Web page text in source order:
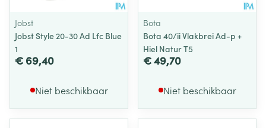
Jobst
Jobst Style 20-30 Ad Lfc Blue
1
€ 69,40
Niet beschikbaar
Bota
Bota 40/ii Vlakbrei Ad-p +
Hiel Natur T5
€ 49,70
Niet beschikbaar